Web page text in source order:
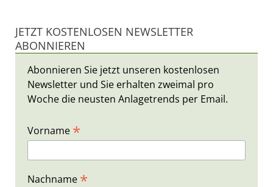
JETZT KOSTENLOSEN NEWSLETTER
ABONNIEREN
Abonnieren Sie jetzt unseren kostenlosen
Newsletter und Sie erhalten zweimal pro
Woche die neusten Anlagetrends per Email.
Vorname *
Nachname *